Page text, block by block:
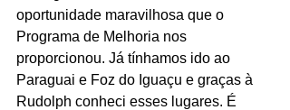
oportunidade maravilhosa que o
Programa de Melhoria nos
proporcionou. Já tínhamos ido ao
Paraguai e Foz do Iguaçu e graças à
Rudolph conheci esses lugares. É